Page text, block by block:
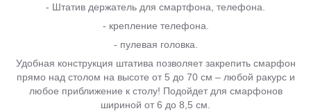
- Штатив держатель для смартфона, телефона.
- крепление телефона.
- пулевая головка.
Удобная конструкция штатива позволяет закрепить смарфон
прямо над столом на высоте от 5 до 70 см – любой ракурс и
любое приближение к столу! Подойдет для смарфонов
шириной от 6 до 8,5 см.